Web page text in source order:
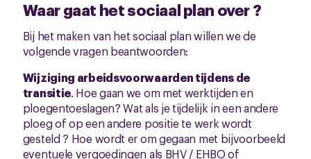
Waar gaat het sociaal plan over ?
Bij het maken van het sociaal plan willen we de
volgende vragen beantwoorden:
Wijziging arbeidsvoorwaarden tijdens de
transitie. Hoe gaan we om met werktijden en
ploegentoeslagen? Wat als je tijdelijk in een andere
ploeg of op een andere positie te werk wordt
gesteld ? Hoe wordt er om gegaan met bijvoorbeeld
eventuele vergoedingen als BHV / EHBO of